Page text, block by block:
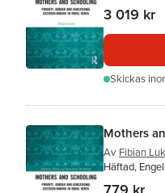
3 019 kr
Skickas
Mothers
Av Fibian
Häftad,